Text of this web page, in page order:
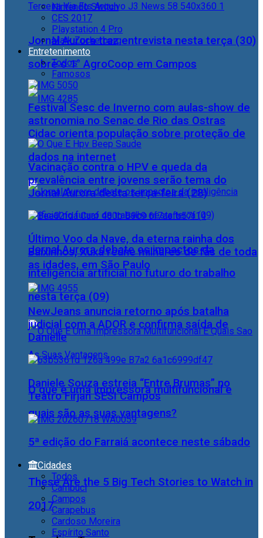
Jornal Aurora traz entrevista nesta terça (30)
sobre o 1° AgroCoop em Campos
Cidac orienta população sobre proteção de
dados na internet
Jornal Aurora debate os impactos da
inteligência artificial no futuro do trabalho
nesta terça (09)
O que é uma impressora multifuncional e
quais são as suas vantagens?
These Are the 5 Big Tech Stories to Watch in
2017
Nintendo Switch
CES 2017
Playstation 4 Pro
Mark Zuckerberg
Entretenimento
Todos
Famosos
Festival Sesc de Inverno com aulas-show de
astronomia no Senac de Rio das Ostras
Vacinação contra o HPV e queda da
prevalência entre jovens serão tema do
Jornal Aurora desta terça-feira (28)
Último Voo da Nave, da eterna rainha dos
Baixinhos, Xuxa reúne milhares de fãs de toda
as idades, em São Paulo
NewJeans anuncia retorno após batalha
judicial com a ADOR e confirma saída de
Danielle
Daniele Souza estreia “Entre Brumas” no
Teatro Firjan SESI Campos
5ª edição do Farraiá acontece neste sábado
Cidades
Todos
Cambuci
Campos
Carapebus
Cardoso Moreira
Espírito Santo